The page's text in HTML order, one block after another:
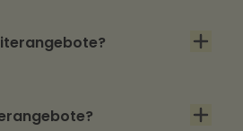
und seinen
Mitarbeitenden neben